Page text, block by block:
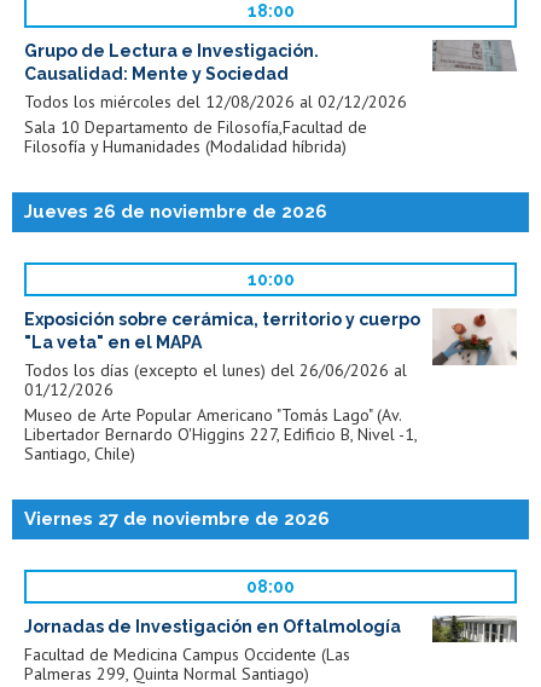
18:00
Grupo de Lectura e Investigación.
Causalidad: Mente y Sociedad
Todos los miércoles del 12/08/2026 al 02/12/2026
Sala 10 Departamento de Filosofía,Facultad de
Filosofía y Humanidades (Modalidad híbrida)
Jueves 26 de noviembre de 2026
10:00
Exposición sobre cerámica, territorio y cuerpo
"La veta" en el MAPA
Todos los días (excepto el lunes) del 26/06/2026 al
01/12/2026
Museo de Arte Popular Americano "Tomás Lago" (Av.
Libertador Bernardo O'Higgins 227, Edificio B, Nivel -1,
Santiago, Chile)
Viernes 27 de noviembre de 2026
08:00
Jornadas de Investigación en Oftalmología
Facultad de Medicina Campus Occidente (Las
Palmeras 299, Quinta Normal Santiago)